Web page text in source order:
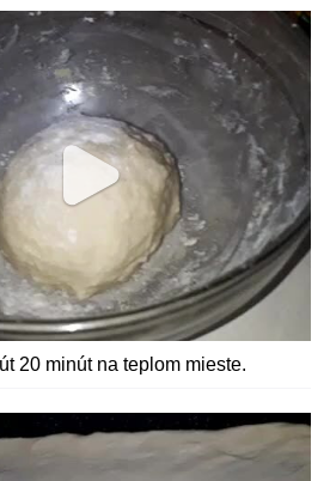
20 minút na teplom mieste.